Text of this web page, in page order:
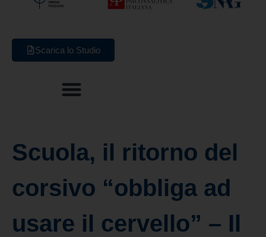
Scarica lo Studio
Scuola, il ritorno del
corsivo “obbliga ad
usare il cervello” – Il